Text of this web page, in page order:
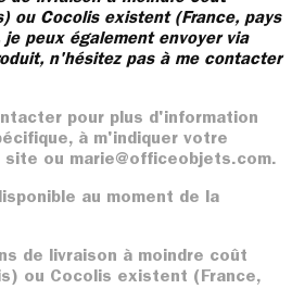
ou Cocolis existent (France, pays
je peux également envoyer via
n'hésitez pas à me contacter
pour plus d'information
à m'indiquer votre
ou marie@officeobjets.com.
au moment de la
de livraison à moindre coût
ou Cocolis existent (France,